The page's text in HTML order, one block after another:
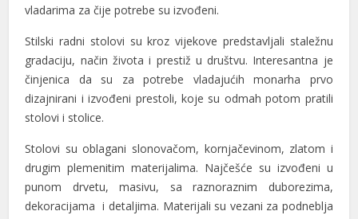
vladarima za čije potrebe su izvođeni.
Stilski radni stolovi su kroz vijekove predstavljali staležnu
gradaciju, način života i prestiž u društvu. Interesantna je
činjenica da su za potrebe vladajućih monarha prvo
dizajnirani i izvođeni prestoli, koje su odmah potom pratili
stolovi i stolice.
Stolovi su oblagani slonovačom, kornjačevinom, zlatom i
drugim plemenitim materijalima. Najčešće su izvođeni u
punom drvetu, masivu, sa raznoraznim duborezima,
dekoracijama i detaljima. Materijali su vezani za podneblja